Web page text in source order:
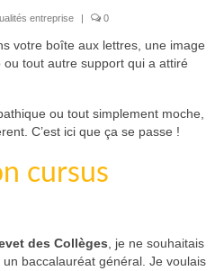
entreprise | 0
votre boîte aux lettres, une image
tout autre support qui a attiré
ou tout simplement moche,
C’est ici que ça se passe !
cursus
des Collèges , je ne souhaitais
baccalauréat général. Je voulais